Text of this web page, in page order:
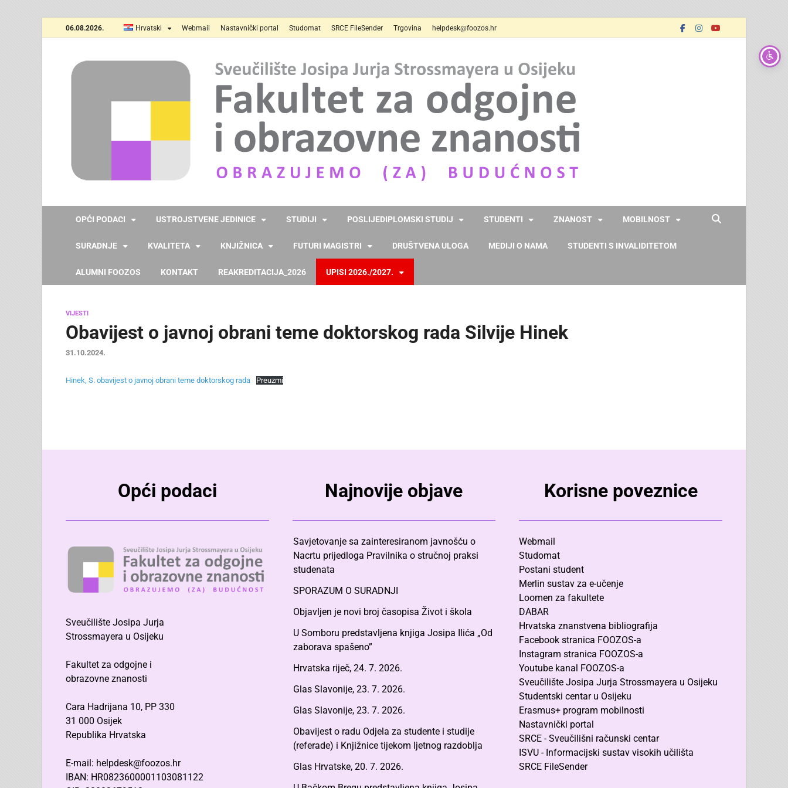
06.08.2026. Hrvatski Webmail Nastavnički portal Studomat SRCE FileSender Trgovina helpdesk@foozos.hr
OPĆI PODACI USTROJSTVENE JEDINICE STUDIJI POSLIJEDIPLOMSKI STUDIJ STUDENTI ZNANOST MOBILNOST
SURADNJE KVALITETA KNJIŽNICA FUTURI MAGISTRI DRUŠTVENA ULOGA MEDIJI O NAMA STUDENTI S INVALIDITETOM
ALUMNI FOOZOS KONTAKT REAKREDITACIJA_2026 UPISI 2026./2027.
VIJESTI
Obavijest o javnoj obrani teme doktorskog rada Silvije Hinek
31.10.2024.
Hinek, S. obavijest o javnoj obrani teme doktorskog rada Preuzmi
Opći podaci
Sveučilište Josipa Jurja
Strossmayera u Osijeku
Fakultet za odgojne i
obrazovne znanosti
Cara Hadrijana 10, PP 330
31 000 Osijek
Republika Hrvatska
E-mail: helpdesk@foozos.hr
IBAN: HR0823600001103081122
Najnovije objave
Savjetovanje sa zainteresiranom javnošću o
Nacrtu prijedloga Pravilnika o stručnoj praksi
studenata
SPORAZUM O SURADNJI
Objavljen je novi broj časopisa Život i škola
U Somboru predstavljena knjiga Josipa Ilića „Od
zaborava spašeno”
Hrvatska riječ, 24. 7. 2026.
Glas Slavonije, 23. 7. 2026.
Glas Slavonije, 23. 7. 2026.
Obavijest o radu Odjela za studente i studije
(referade) i Knjižnice tijekom ljetnog razdoblja
Glas Hrvatske, 20. 7. 2026.
Korisne poveznice
Webmail
Studomat
Postani student
Merlin sustav za e-učenje
Loomen za fakultete
DABAR
Hrvatska znanstvena bibliografija
Facebook stranica FOOZOS-a
Instagram stranica FOOZOS-a
Youtube kanal FOOZOS-a
Sveučilište Josipa Jurja Strossmayera u Osijeku
Studentski centar u Osijeku
Erasmus+ program mobilnosti
Nastavnički portal
SRCE - Sveučilišni računski centar
ISVU - Informacijski sustav visokih učilišta
SRCE FileSender